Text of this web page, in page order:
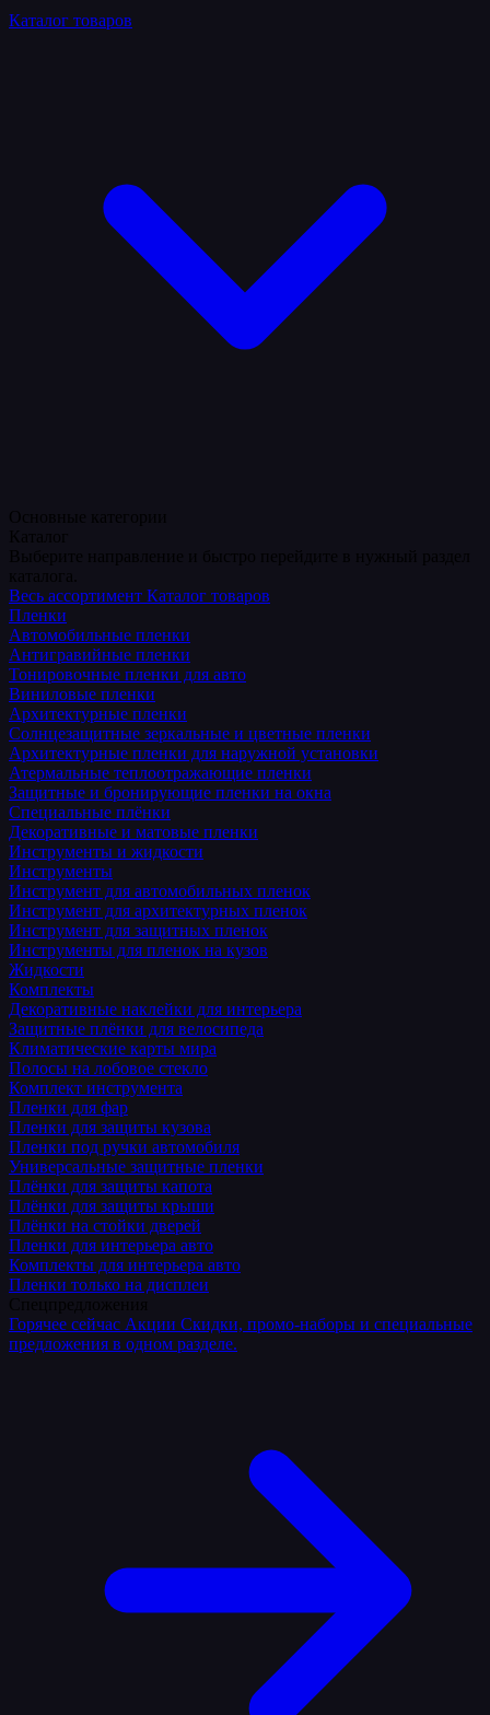
Каталог товаров
Весь ассортимент Каталог товаров
Пленки
Автомобильные пленки
Антигравийные пленки
Тонировочные пленки для авто
Виниловые пленки
Архитектурные пленки
Солнцезащитные зеркальные и цветные пленки
Архитектурные пленки для наружной установки
Атермальные теплоотражающие пленки
Защитные и бронирующие пленки на окна
Специальные плёнки
Декоративные и матовые пленки
Инструменты и жидкости
Инструменты
Инструмент для автомобильных пленок
Инструмент для архитектурных пленок
Инструмент для защитных пленок
Инструменты для пленок на кузов
Жидкости
Комплекты
Декоративные наклейки для интерьера
Защитные плёнки для велосипеда
Климатические карты мира
Полосы на лобовое стекло
Комплект инструмента
Пленки для фар
Пленки для защиты кузова
Пленки под ручки автомобиля
Универсальные защитные пленки
Плёнки для защиты капота
Плёнки для защиты крыши
Плёнки на стойки дверей
Пленки для интерьера авто
Комплекты для интерьера авто
Пленки только на дисплеи
Горячее сейчас Акции Скидки, промо-наборы и специальные
предложения в одном разделе.